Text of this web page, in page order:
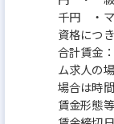
千円 ・
資格につ
合計賃金
ム求人の
場合は時
賃金形態